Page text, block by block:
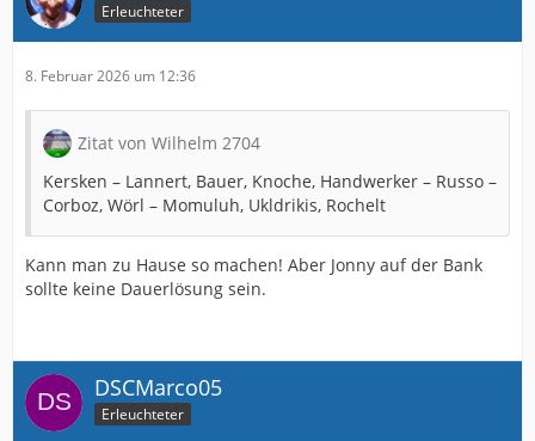
Erleuchteter
8. Februar 2026 um 12:36
Zitat von Wilhelm 2704
Kersken – Lannert, Bauer, Knoche, Handwerker – Russo –
Corboz, Wörl – Momuluh, Ukldrikis, Rochelt
Kann man zu Hause so machen! Aber Jonny auf der Bank
sollte keine Dauerlösung sein.
DSCMarco05
Erleuchteter